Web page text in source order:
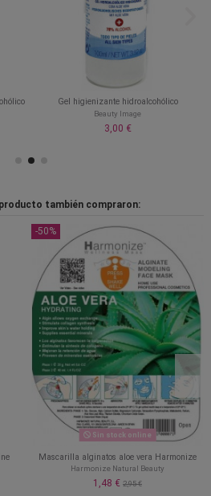
Gel higienizante hidroalcohólico
Beauty Image
3,00 €
también compraron:
-50%
Sin stock online
Mascarilla alginatos aloe vera Harmonize
Harmonize Natural Beauty
1,48 € 2,95 €